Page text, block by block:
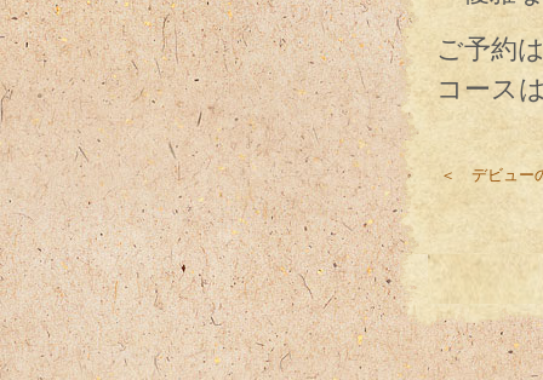
ご予約
コース
＜ デビュー